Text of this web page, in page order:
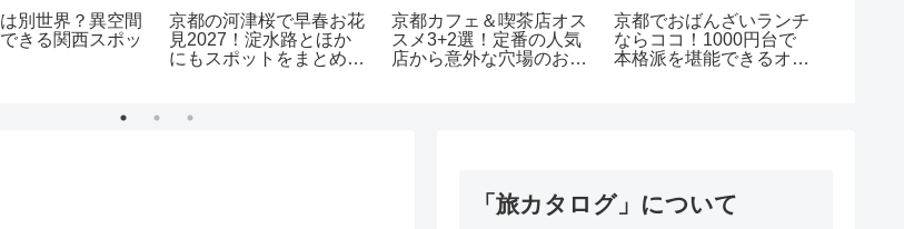
別世界？異空間
きる関西スポッ
京都の河津桜で早春お花
見2027！淀水路とほか
にもスポットをまとめて
京都カフェ＆喫茶店オス
スメ3+2選！定番の人気
店から意外な穴場のお店
京都でおばんざいランチ
ならココ！1000円台で
本格派を堪能できるオス
「旅カタログ」について